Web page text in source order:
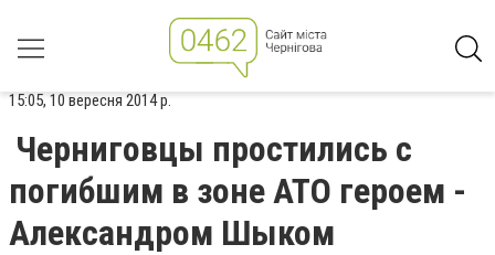
15:05, 10 вересня 2014 р.
Черниговцы простились с
погибшим в зоне АТО героем -
Александром Шыком